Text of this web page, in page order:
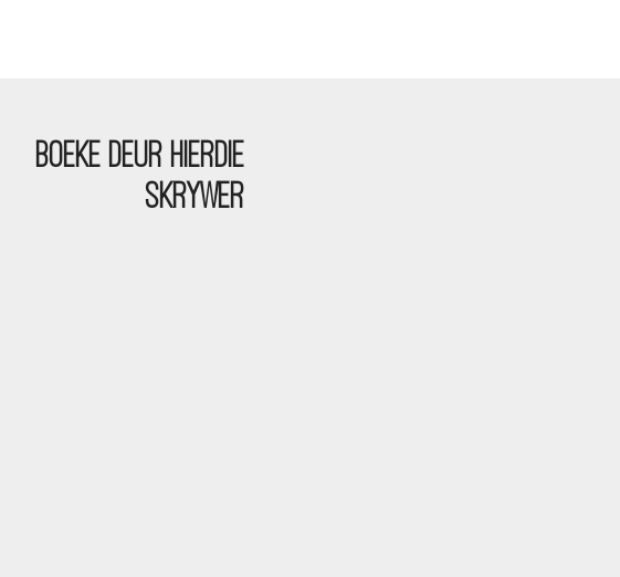
BOEKE DEUR HIERDIE
SKRYWER